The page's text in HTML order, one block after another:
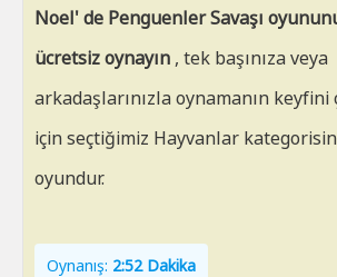
Noel' de Penguenler Savaşı
ücretsiz oynayın , tek başınıza veya
arkadaşlarınızla oynamanın keyfini
için seçtiğimiz Hayvanlar
oyundur.
Oynanış: 2:52 Dakika